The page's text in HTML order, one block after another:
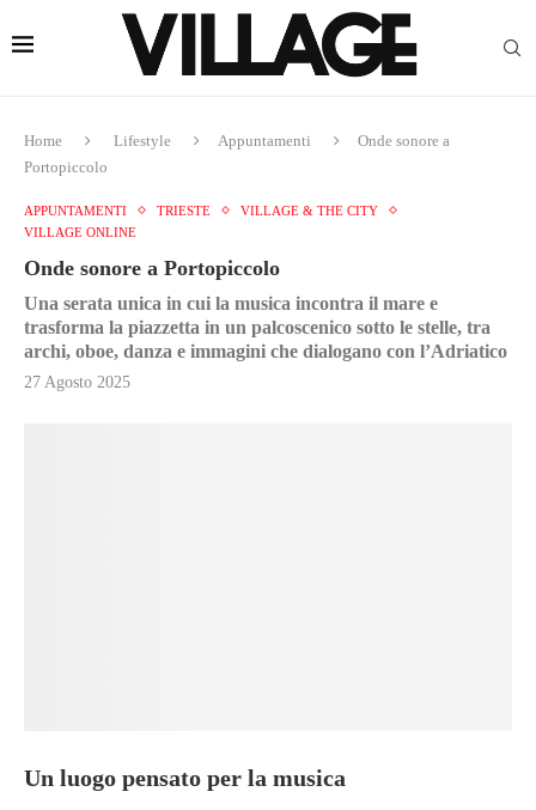
Home Lifestyle Appuntamenti
Onde sonore a
Portopiccolo
APPUNTAMENTI TRIESTE
VILLAGE & THE CITY
VILLAGE ONLINE
Onde sonore a Portopiccolo
Una serata unica in cui la musica incontra il mare e
trasforma la piazzetta in un palcoscenico sotto le stelle, tra
archi, oboe, danza e immagini che dialogano con l’Adriatico
27 Agosto 2025
Un luogo pensato per la musica